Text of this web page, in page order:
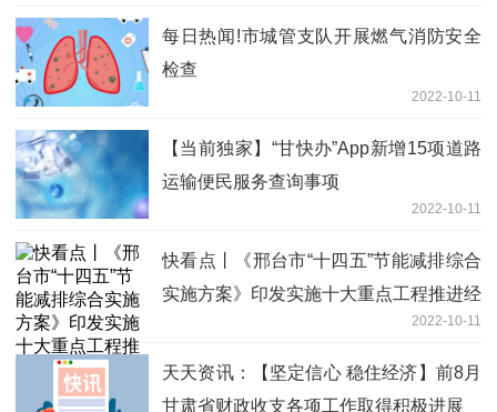
每日热闻!市城管支队开展燃气消防安全
检查
2022-10-11
【当前独家】“甘快办”App新增15项道路
运输便民服务查询事项
2022-10-11
快看点丨《邢台市“十四五”节能减排综合
实施方案》印发实施十大重点工程推进经
2022-10-11
天天资讯：【坚定信心 稳住经济】前8月
甘肃省财政收支各项工作取得积极进展